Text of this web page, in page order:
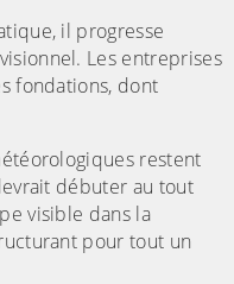
il progresse
Les entreprises
fondations, dont
restent
débuter au tout
visible dans la
pour tout un